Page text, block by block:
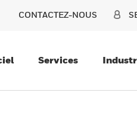
CONTACTEZ-NOUS
Services